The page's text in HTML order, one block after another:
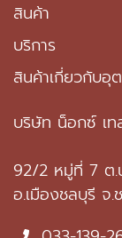
สินค้า
บริการ
สินค้าเกี่ยวกับอุ
บริษัท น็อกซ์ เ
92/2 หมู่ที่ 7 ต.
อ.เมืองชลบุรี จ